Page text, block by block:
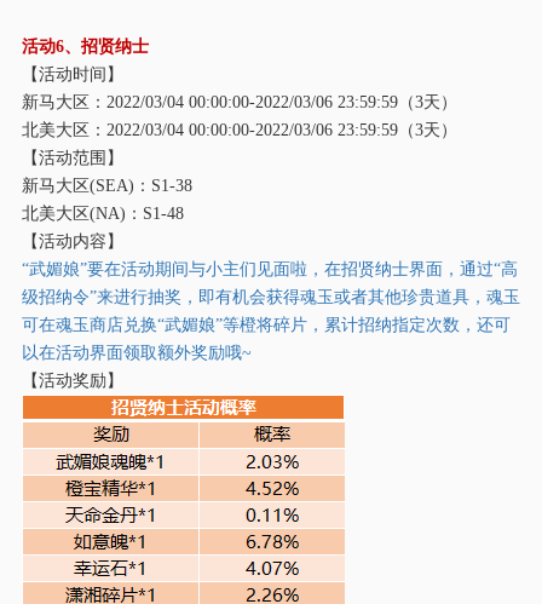
活动6、招贤纳士
【活动时间】
新马大区： 2022/03/04 00:00:00-2022/03/06 23:59:59（3天）
北美大区： 2022/03/04 00:00:00-2022/03/06 23:59:59（3天）
【活动范围】
新马大区(SEA)：S1-38
北美大区(NA)：S1-48
【活动内容】
“武媚娘”要在活动期间与小主们见面啦，在招贤纳士界面，通过“高
级招纳令”来进行抽奖，即有机会获得魂玉或者其他珍贵道具，魂玉
可在魂玉商店兑换“武媚娘”等橙将碎片，累计招纳指定次数，还可
以在活动界面领取额外奖励哦~
【活动奖励】